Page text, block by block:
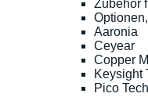
Zubehör
Aaronia
Ceyear
Copper
Keysight
Pico